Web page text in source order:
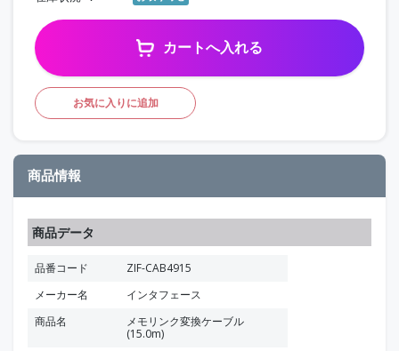
カートへ入れる
お気に入りに追加
商品情報
商品データ
品番コード
ZIF-CAB4915
メーカー名
インタフェース
商品名
メモリンク変換ケーブル
(15.0m)